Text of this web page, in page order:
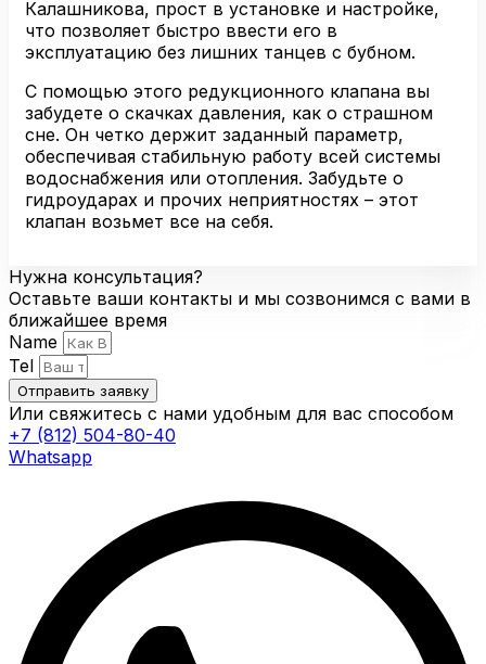
Калашникова, прост в установке и настройке,
что позволяет быстро ввести его в
эксплуатацию без лишних танцев с бубном.
С помощью этого редукционного клапана вы
забудете о скачках давления, как о страшном
сне. Он четко держит заданный параметр,
обеспечивая стабильную работу всей системы
водоснабжения или отопления. Забудьте о
гидроударах и прочих неприятностях – этот
клапан возьмет все на себя.
Нужна консультация?
Оставьте ваши контакты и мы созвонимся с вами в
ближайшее время
Name
Tel
Отправить заявку
Или свяжитесь с нами удобным для вас способом
+7 (812) 504-80-40
Whatsapp